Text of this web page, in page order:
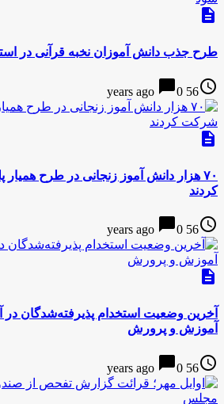
description
طرح جذب دانش آموزان نخبه قرآنی در
access_time
56 years ago
chat_bubble0
description
۷۰ هزار دانش آموز زنجانی در طرح
کردند
access_time
56 years ago
chat_bubble0
description
آخرین وضعیت استخدام پذیرفته‌شدگان در
آموزش و پرورش
access_time
56 years ago
chat_bubble0